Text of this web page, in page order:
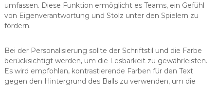
umfassen. Diese Funktion ermöglicht es Teams, ein Gefühl
von Eigenverantwortung und Stolz unter den Spielern zu
fördern.
Bei der Personalisierung sollte der Schriftstil und die Farbe
berücksichtigt werden, um die Lesbarkeit zu gewährleisten.
Es wird empfohlen, kontrastierende Farben für den Text
gegen den Hintergrund des Balls zu verwenden, um die